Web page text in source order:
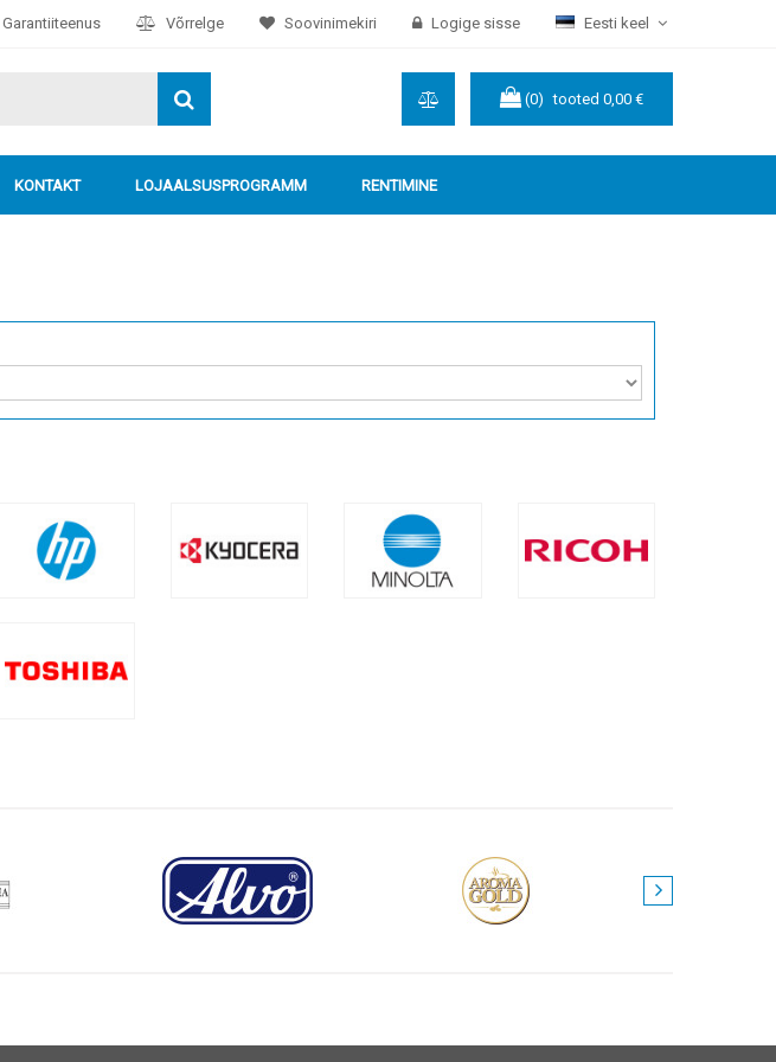
Eesti keel
Garantiiteenus Võrrelge Soovinimekiri Logige sisse
(0) tooted 0,00 €
KONTAKT LOJAALSUSPROGRAMM RENTIMINE